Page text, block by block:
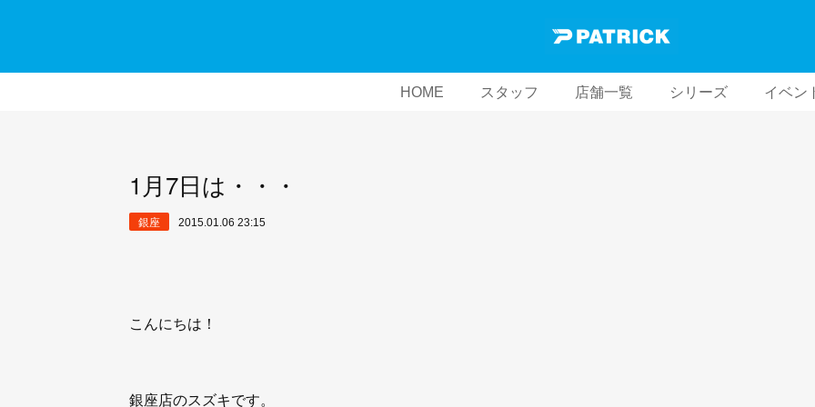
HOME スタッフ 店舗一覧 シリーズ イベン
1月7日は・・・
銀座 2015.01.06 23:15
こんにちは！
銀座店のスズキです。